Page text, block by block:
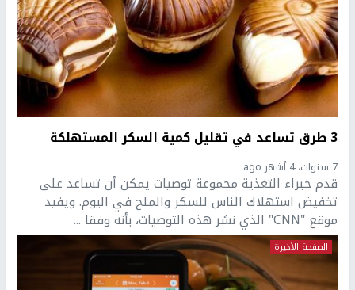
3 طرق تساعد في تقليل كمية السكر المستهلكة
7 سنوات، 4 أشهر ago
قدم خبراء التغذية مجموعة توصيات يمكن أن تساعد على
تخفيض استهلاك الناس للسكر والملح في اليوم. ويفيد
موقع "CNN" الذي نشر هذه التوصيات، بأنه وفقا ...
الصفحة الأخيرة